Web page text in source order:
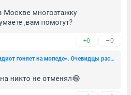
Москве многоэтажку
,вам помогут?
+0 –0
«Подумал, что какой-то идиот гоняет на мопеде». Очевидцы рассказали о взрывах в Краснодаре
никто не отменял😂